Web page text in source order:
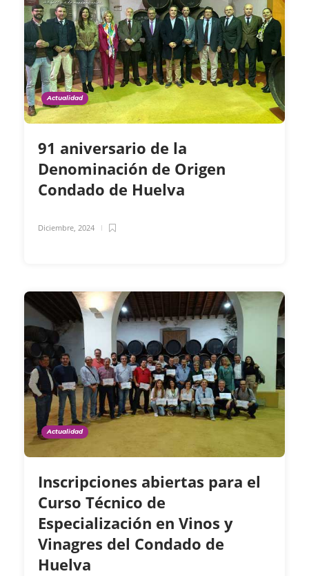
Actualidad
91 aniversario de la
Denominación de Origen
Condado de Huelva
Diciembre, 2024
Actualidad
Inscripciones abiertas para el
Curso Técnico de
Especialización en Vinos y
Vinagres del Condado de
Huelva